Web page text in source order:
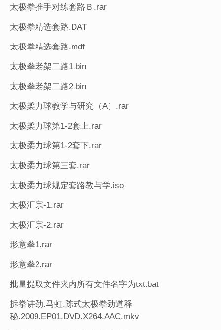
太极拳推手对练套路Ｂ.rar
太极拳精选套路.DAT
太极拳精选套路.mdf
太极拳老架二路1.bin
太极拳老架二路2.bin
太极柔力球教学与研究（A）.rar
太极柔力球第1-2套上.rar
太极柔力球第1-2套下.rar
太极柔力球第三套.rar
太极柔力球规定套路教与学.iso
太极汇宗-1.rar
太极汇宗-2.rar
形意拳1.rar
形意拳2.rar
批量提取文件夹内所有文件名字为txt.bat
拆拳讲劲.马虹.陈式太极拳劲道释
秘.2009.EP01.DVD.X264.AAC.mkv